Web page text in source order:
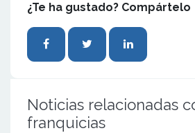
¿Te ha gustado? Compártelo
Noticias relacionadas
franquicias